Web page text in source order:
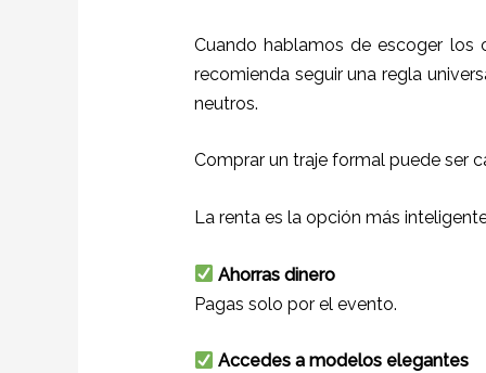
Cuando hablamos de escoger
recomienda seguir una regla
neutros.
Comprar un traje formal puede ser
La renta es la opción más
Ahorras dinero
Pagas solo por el evento.
Accedes a modelos elegantes